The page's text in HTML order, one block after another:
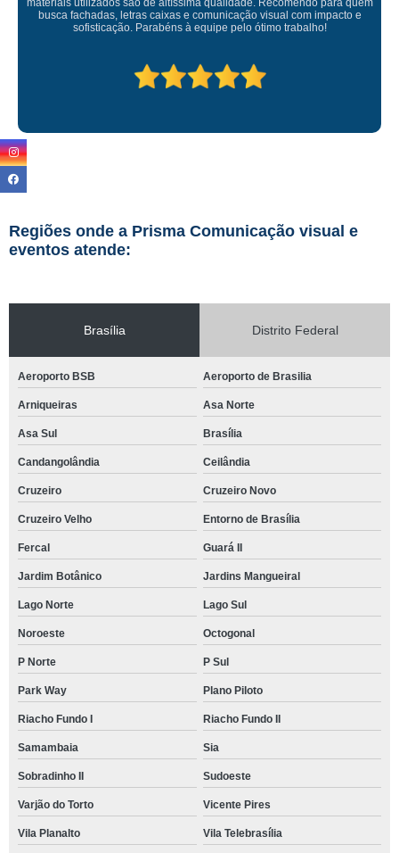
ficou perfeita, indico de olhos fechados
Regiões onde a Prisma Comunicação visual e
eventos atende:
Brasília Distrito Federal
Aeroporto BSB Aeroporto de Brasilia
Arniqueiras Asa Norte
Asa Sul Brasília
Candangolândia Ceilândia
Cruzeiro Cruzeiro Novo
Cruzeiro Velho Entorno de Brasília
Fercal Guará II
Jardim Botânico Jardins Mangueiral
Lago Norte Lago Sul
Noroeste Octogonal
P Norte P Sul
Park Way Plano Piloto
Riacho Fundo I Riacho Fundo II
Samambaia Sia
Sobradinho II Sudoeste
Varjão do Torto Vicente Pires
Vila Planalto Vila Telebrasília